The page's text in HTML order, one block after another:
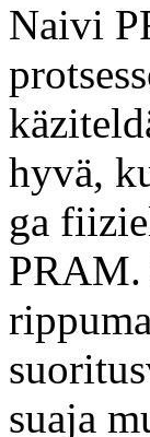
Naivi
hyvä,
ga
PRAM.
suaja